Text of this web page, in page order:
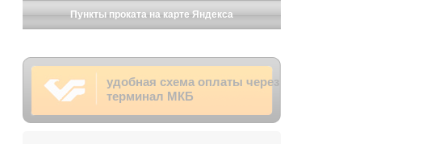
Пункты проката на карте Яндекса
удобная схема оплаты через
терминал МКБ